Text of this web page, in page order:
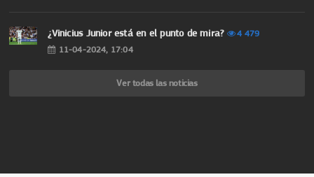
¿Vinicius Junior está en el punto de mira?
4 479
11-04-2024, 17:04
Ver todas las noticias